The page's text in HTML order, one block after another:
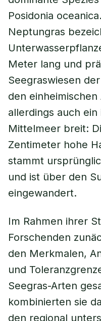
Posidonia
Neptungras
Meter lang und
Seegraswiesen
den
allerdings auch ein
Mittelmeer breit:
Zentimeter hohe
stammt
und ist über den
eingewandert.
Im Rahmen ihrer
Forschenden
den Merkmalen,
und
Seegras-Arten
kombinierten sie
den regional